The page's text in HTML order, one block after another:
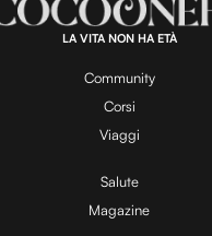
LA VITA NON HA ETÀ
Community
Corsi
Viaggi
Salute
Magazine